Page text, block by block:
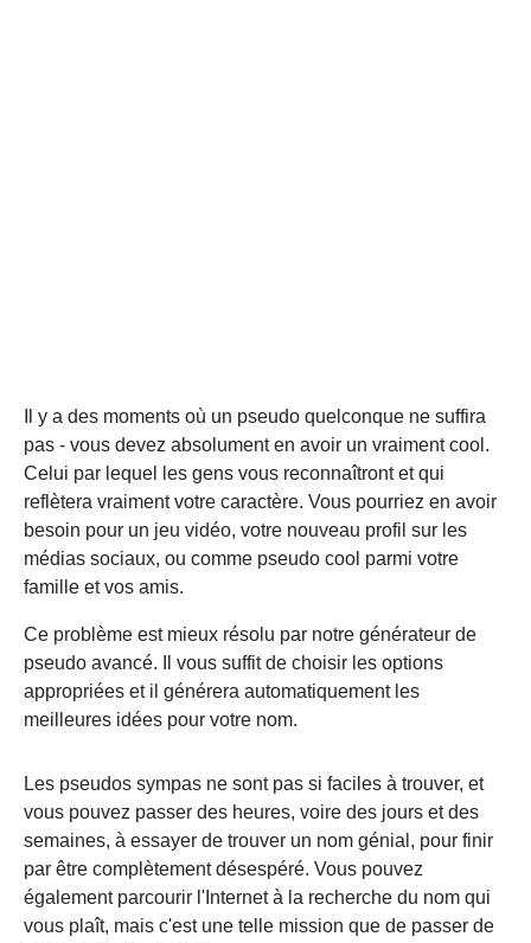
Il y a des moments où un pseudo quelconque ne suffira
pas - vous devez absolument en avoir un vraiment cool.
Celui par lequel les gens vous reconnaîtront et qui
reflètera vraiment votre caractère. Vous pourriez en avoir
besoin pour un jeu vidéo, votre nouveau profil sur les
médias sociaux, ou comme pseudo cool parmi votre
famille et vos amis.
Ce problème est mieux résolu par notre générateur de
pseudo avancé. Il vous suffit de choisir les options
appropriées et il générera automatiquement les
meilleures idées pour votre nom.
Les pseudos sympas ne sont pas si faciles à trouver, et
vous pouvez passer des heures, voire des jours et des
semaines, à essayer de trouver un nom génial, pour finir
par être complètement désespéré. Vous pouvez
également parcourir l'Internet à la recherche du nom qui
vous plaît, mais c'est une telle mission que de passer de